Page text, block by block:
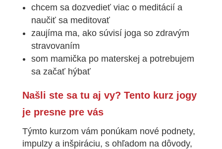
chcem sa dozvedieť viac o meditácií a
naučiť sa meditovať
zaujíma ma, ako súvisí joga so zdravým
stravovaním
som mamička po materskej a potrebujem
sa začať hýbať
Našli ste sa tu aj vy? Tento kurz jogy
je presne pre vás
Týmto kurzom vám ponúkam nové podnety,
impulzy a inšpiráciu, s ohľadom na dôvody,